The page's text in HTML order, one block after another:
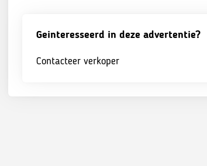
Geinteresseerd in deze advertentie?
Contacteer verkoper